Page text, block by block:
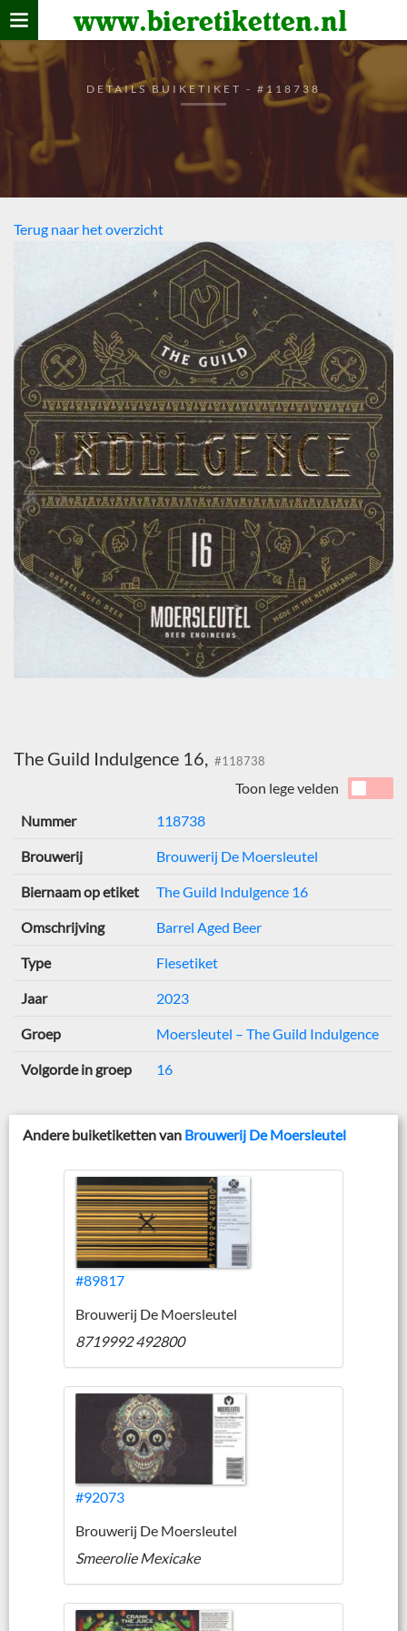
www.bieretiketten.nl
Home
verzamelen
De bierkaart
Bezoekers
DETAILS BUIKETIKET - #118738
Terug naar het overzicht
The Guild Indulgence 16, #118738
Toon lege velden
Nummer
118738
Brouwerij Brouwerij De Moersleutel
Biernaam op etiket The Guild Indulgence 16
Omschrijving Barrel Aged Beer
Type Flesetiket
Jaar 2023
Groep Moersleutel – The Guild Indulgence
Volgorde in groep 16
Andere buiketiketten van Brouwerij De Moersleutel
#89817
Brouwerij De Moersleutel
8719992 492800
#92073
Brouwerij De Moersleutel
Smeerolie Mexicake